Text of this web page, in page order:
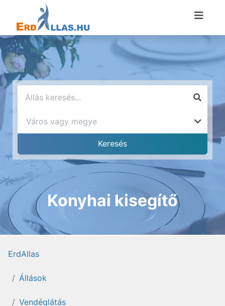
Konyhai kisegítő
ErdAllas
Állások
Vendéglátás